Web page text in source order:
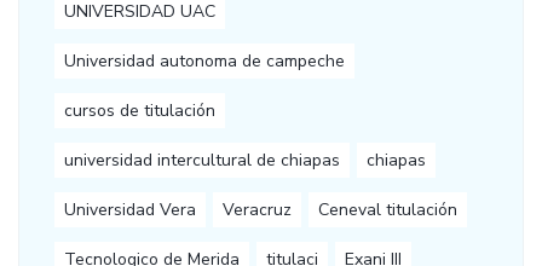
UNIVERSIDAD UAC
Universidad autonoma de campeche
cursos de titulación
universidad intercultural de chiapas chiapas
Universidad Vera Veracruz Ceneval titulación
Tecnologico de Merida titulaci Exani III